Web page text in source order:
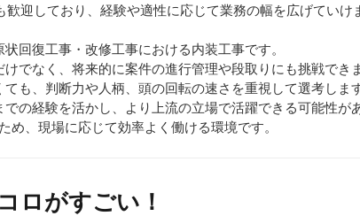
歓迎しており、経験や適性に応じて業務の幅を広げていけ
回復工事・改修工事における内装工事です。
でなく、将来的に案件の進行管理や段取りにも挑戦でき
も、判断力や人柄、頭の回転の速さを重視して選考します
の経験を活かし、より上流の立場で活躍できる可能性が
め、現場に応じて効率よく働ける環境です。
ロがすごい！